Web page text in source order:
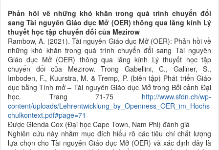
Phản hồi về những khó khăn trong quá trình chuyển đổi
sang Tài nguyên Giáo dục Mở (OER) thông qua lăng kính Lý
thuyết học tập chuyển đổi của Mezirow
Rambow, A. (2021). Tài nguyên Giáo dục Mở (OER): Phản hồi về
những khó khăn trong quá trình chuyển đổi sang Tài nguyên
Giáo dục Mở (OER) thông qua lăng kính Lý thuyết học tập
chuyển đổi của Mezirow. Trong Gabellini, C., Gallner, S.,
Imboden, F., Kuurstra, M. & Tremp, P. (biên tập) Phát triển Giáo
dục bằng Tính mở – Tài nguyên Giáo dục Mở trong Bối cảnh Đại
học. Trang 71-75 http://www.sfdn.ch/wp-
content/uploads/Lehrentwicklung_by_Openness_OER_im_Hochs
chulkontext.pdf#page=71
Được Glenda Cox (Đại học Cape Town, Nam Phi) đánh giá
Nghiên cứu này nhằm mục đích hiểu rõ các tiêu chí chất lượng
lựa chọn cho Tài nguyên Giáo dục Mở (OER) và xác định đây là